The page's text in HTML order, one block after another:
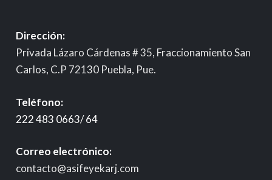
Dirección:
Privada Lázaro Cárdenas # 35, Fraccionamiento San
Carlos, C.P 72130 Puebla, Pue.
Teléfono:
222 483 0663/ 64
Correo electrónico:
contacto@asifeyekarj.com